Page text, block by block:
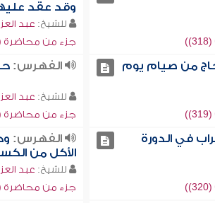
وقد عقد
للشيخ: عبد
جزء من محاضرة (
من صيام يوم
الفهرس:
للشيخ: عبد
جزء من محاضرة (
في الدورة
الفهرس:
الأكل من
للشيخ: عبد
جزء من محاضرة (